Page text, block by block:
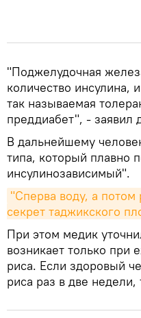
"Поджелудочная
количество инсулина,
так называемая
преддиабет", - заявил
В дальнейшему
типа, который плавно
инсулинозависимый".
"Сперва воду, а
секрет таджикского
При этом медик
возникает только при
риса. Если здоровый
риса раз в две